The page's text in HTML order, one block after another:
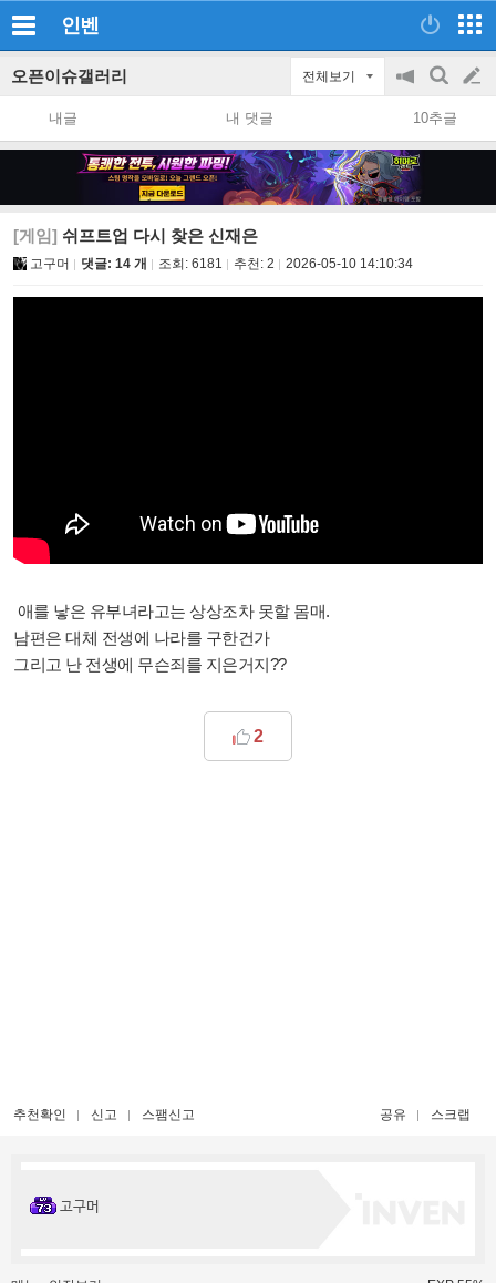
인벤
오픈이슈갤러리 전체보기
공
지
on/off
검
색
글
쓰
내글 내 댓글 10추글
[게임] 쉬프트업 다시 찾은 신재은
고구머 댓글: 14 개 조회: 6181 추천: 2 2026-05-10 14:10:34
애를 낳은 유부녀라고는 상상조차 못할 몸매.
남편은 대체 전생에 나라를 구한건가
그리고 난 전생에 무슨죄를 지은거지??
2
추천확인 신고 스팸신고 공유 스크랩
고구머